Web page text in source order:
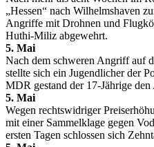
„Hessen“ nach Wilhelmshaven
Angriffe mit Drohnen und
Huthi-Miliz abgewehrt.
5. Mai
Nach dem schweren Angriff auf
stellte sich ein Jugendlicher der
MDR gestand der 17-Jährige
5. Mai
Wegen rechtswidriger
mit einer Sammelklage gegen
ersten Tagen schlossen sich